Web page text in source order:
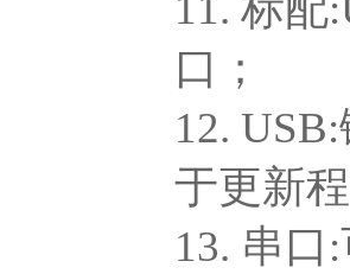
口；
12.
于更新
13. 串口